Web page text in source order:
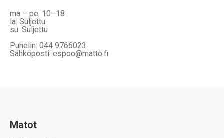
ma – pe: 10–18
la: Suljettu
su: Suljettu
Puhelin: 044 9766023
Sähköposti: espoo@matto.fi
Matot